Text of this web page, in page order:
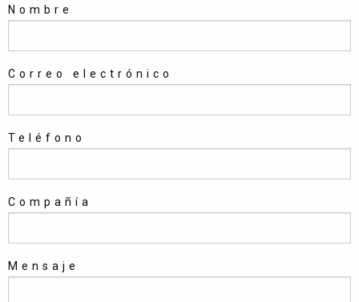
Nombre
Correo electrónico
Teléfono
Compañía
Mensaje